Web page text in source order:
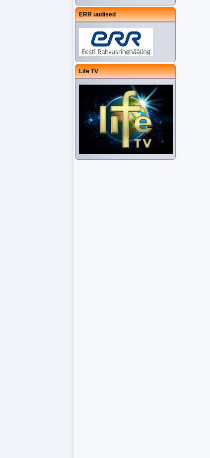
ERR uudised
Life TV